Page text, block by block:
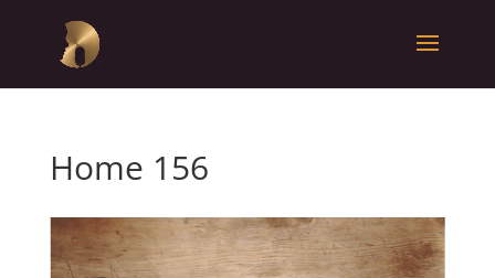
Home 156